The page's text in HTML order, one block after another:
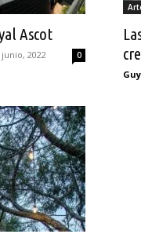
Ascot
junio, 2022 0